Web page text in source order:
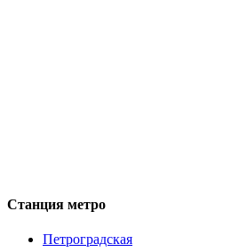
Станция метро
Петроградская